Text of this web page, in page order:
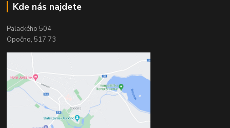
Kde nás najdete
Palackého 504
Opočno, 517 73